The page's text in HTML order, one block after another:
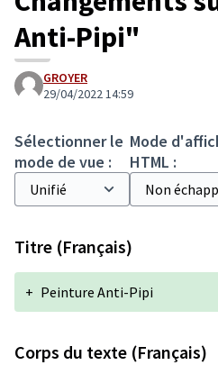
Anti-Pipi"
GROYER
29/04/2022 14:59
Sélectionner le
mode de vue :
Mode
HTML :
Titre (Français)
+ Peinture Anti-Pipi
Corps du texte (Français)